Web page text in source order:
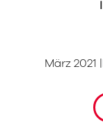
März 2021